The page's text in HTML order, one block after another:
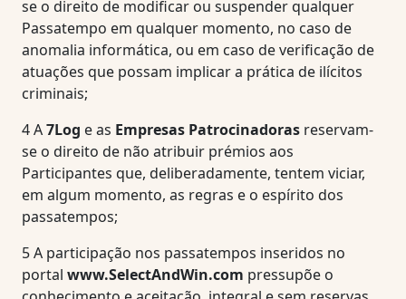
se o direito de modificar ou suspender qualquer
Passatempo em qualquer momento, no caso de
anomalia informática, ou em caso de verificação de
atuações que possam implicar a prática de ilícitos
criminais;
4A7Log e as Empresas Patrocinadoras reservam-
se o direito de não atribuir prémios aos
Participantes que, deliberadamente, tentem viciar,
em algum momento, as regras e o espírito dos
passatempos;
5A participação nos passatempos inseridos no
portal www.SelectAndWin.com pressupõe o